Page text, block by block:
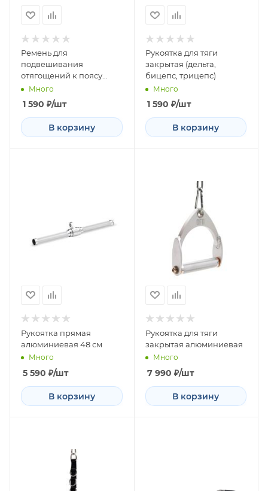
Ремень для
подвешивания
отягощений к поясу
нейлоновый, с
логотипом
Много
1 590 ₽/шт
В корзину
Рукоятка для тяги
закрытая (дельта,
бицепс, трицепс)
Много
1 590 ₽/шт
В корзину
Рукоятка прямая
алюминиевая 48 см
Много
5 590 ₽/шт
В корзину
Рукоятка для тяги
закрытая алюминиевая
Много
7 990 ₽/шт
В корзину